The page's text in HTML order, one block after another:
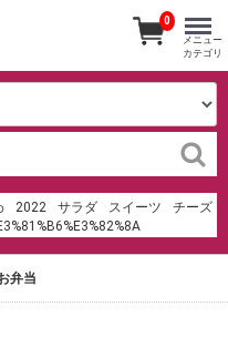
2022 サラダ スイーツ
チーズ
ル
ン・デュ・ショコラ
生春巻き
0
メニュー
カテゴリ
弁当